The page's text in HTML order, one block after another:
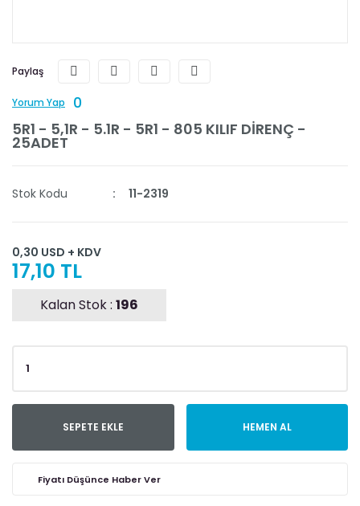
Paylaş
Yorum Yap
0
5R1 - 5,1R - 5.1R - 5R1 - 805 KILIF DİRENÇ -
25ADET
Stok Kodu 11-2319
0,30 USD + KDV
17,10 TL
Kalan Stok : 196
SEPETE EKLE HEMEN AL
Fiyatı Düşünce Haber Ver